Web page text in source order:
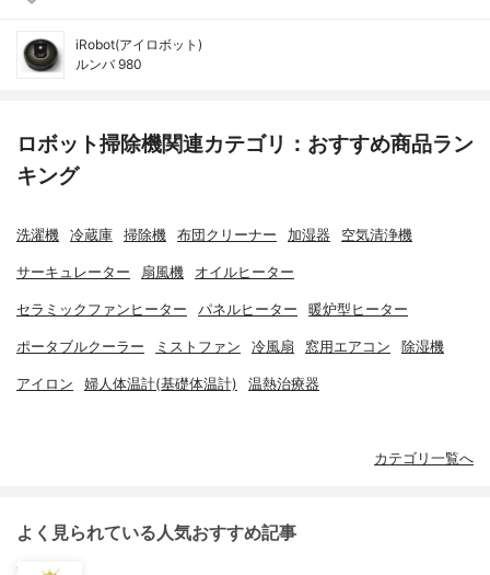
iRobot(アイロボット)
ルンバ 980
ロボット掃除機関連カテゴリ：おすすめ商品ラン
キング
洗濯機 冷蔵庫 掃除機 布団クリーナー 加湿器 空気清浄機
サーキュレーター 扇風機 オイルヒーター
セラミックファンヒーター パネルヒーター 暖炉型ヒーター
ポータブルクーラー ミストファン 冷風扇 窓用エアコン 除湿機
アイロン 婦人体温計(基礎体温計) 温熱治療器
カテゴリ一覧へ
よく見られている人気おすすめ記事